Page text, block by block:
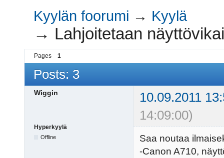
Kyylän foorumi → Kyylä
→ Lahjoitetaan
Pages 1
Posts: 3
Wiggin
10.09.2011
14:09:00)
Hyperkyylä
Offline
Saa noutaa
-Canon A710,